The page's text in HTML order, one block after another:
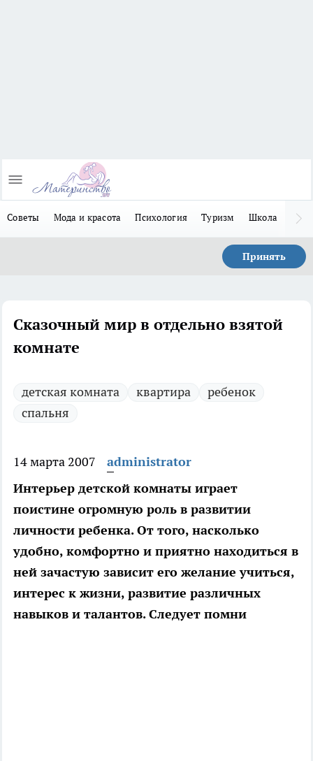
Советы Мода и красота Психология Туризм Школа
Принять
Сказочный мир в отдельно взятой
комнате
детская комната квартира
ребенок
спальня
14 марта 2007
administrator
Интерьер детской комнаты играет
поистине огромную роль в развитии
личности ребенка. От того, насколько
удобно, комфортно и приятно находиться в
ней зачастую зависит его желание учиться,
интерес к жизни, развитие различных
навыков и талантов. Следует помни